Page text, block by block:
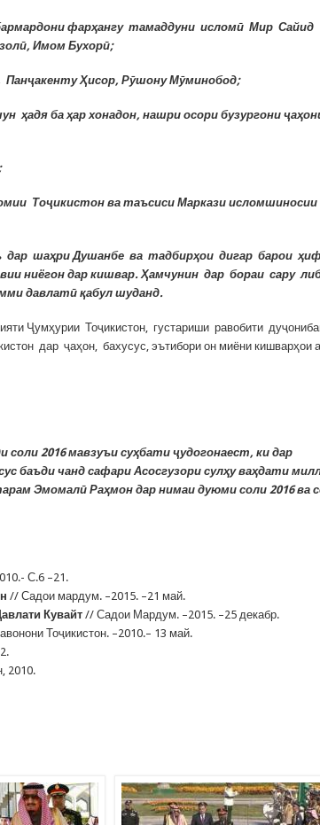
фарҳангу тамаддуни исломӣ Мир Сайид
Имом Бухорӣ;
Ҳисор, Рӯшону Мӯминобод;
ҳадя ба ҳар хонадон, нашри осори бузургони
Тоҷикистон ва таъсиси Маркази исломшиносии
дар шаҳри Душанбе ва тадбирҳои дигар барои
ниёгон дар кишвар.Ҳамчунин дар бораи сару
давлатӣ қабул шуданд.
Ҷумҳурии Тоҷикистон, густариши равобити
дар ҷаҳон, бахусус, эътибори он миёни кишварҳои
2016 мавзуъи суҳбати ҷудогонаест, ки дар
баъди чанд сафари Асосгузори сулҳу ваҳдати
Эмомалӣ Раҳмон дар нимаи дуюми соли 2016 ва
С.6 –21.
// Садои мардум. –2015. –21 май.
Кувайт// Садои Мардум. –2015. –25 декабр.
Тоҷикистон. –2010.– 13 май.
2010.